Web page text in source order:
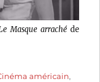
Masque arrachéde
américain,